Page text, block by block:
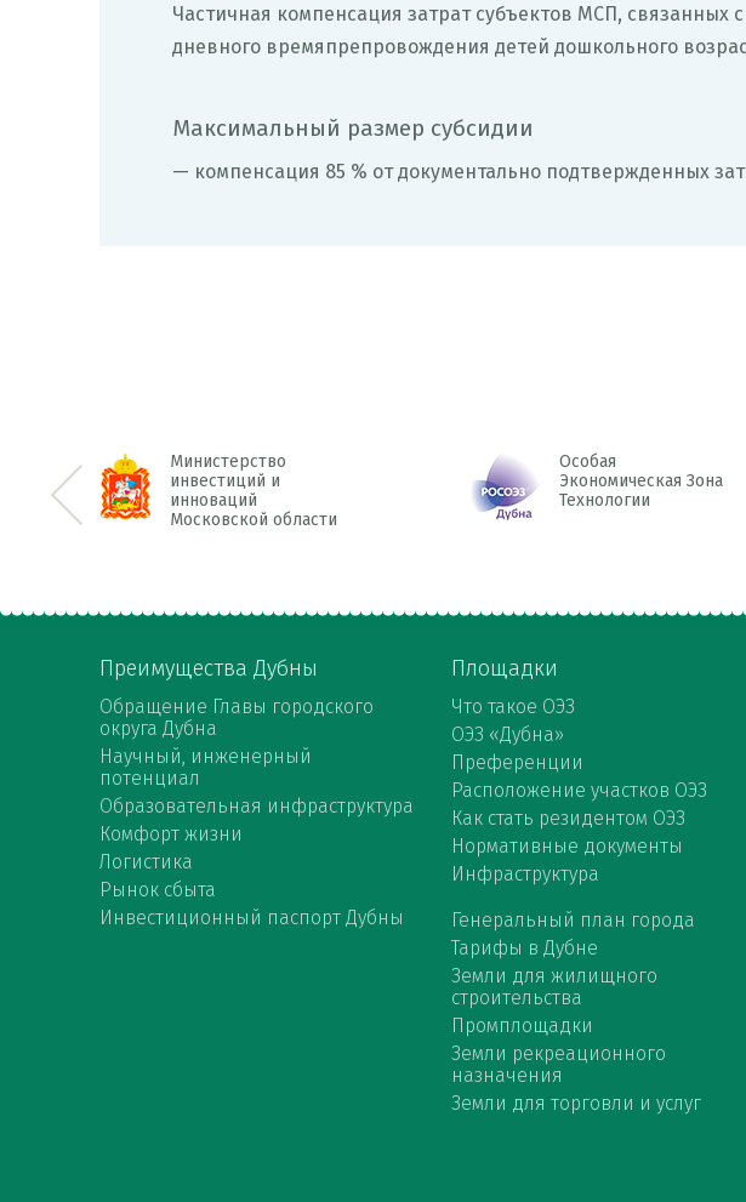
Частичная компенсация затрат субъектов МСП,
дневного времяпрепровождения детей дошкольного
Максимальный размер субсидии
— компенсация 85 % от документально подтвержденных
области
Экономическая Зона
<< Prev
Преимущества Дубны
Обращение Главы городского
округа Дубна
Научный, инженерный
потенциал
Образовательная инфраструктура
Комфорт жизни
Логистика
Рынок сбыта
Инвестиционный паспорт Дубны
Площадки
Что такое ОЭЗ
ОЭЗ «Дубна»
Преференции
Расположение участков ОЭЗ
Как стать резидентом ОЭЗ
Нормативные документы
Инфраструктура
Генеральный план города
Тарифы в Дубне
Земли для жилищного
строительства
Промплощадки
Земли рекреационного
назначения
Земли для торговли и услуг